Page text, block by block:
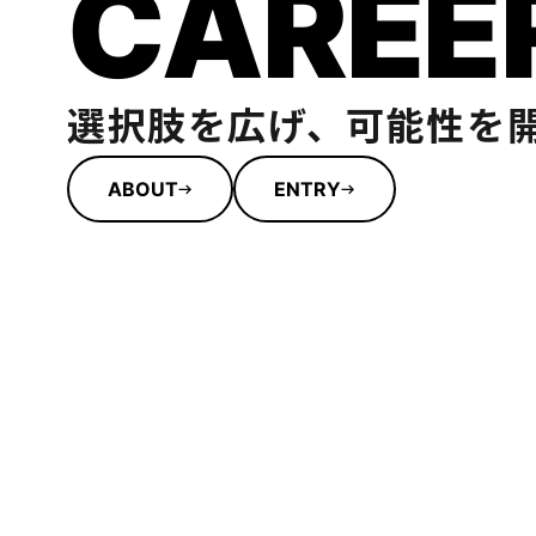
選択肢を広げ、可能性を
ABOUT ENTRY